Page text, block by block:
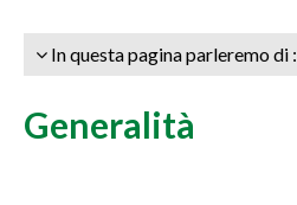
In questa pagina parleremo di :
Generalità